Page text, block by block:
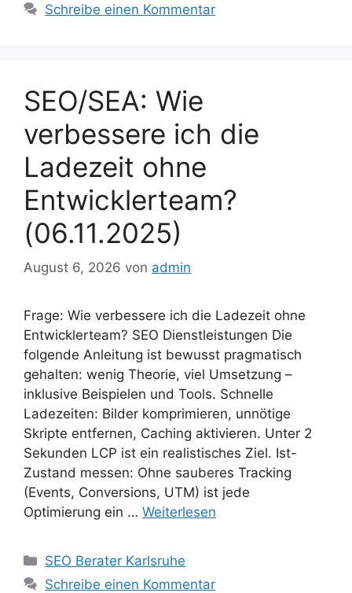
Schreibe einen Kommentar
SEO/SEA: Wie
verbessere ich die
Ladezeit ohne
Entwicklerteam?
(06.11.2025)
August 6, 2026 von admin
Frage: Wie verbessere ich die Ladezeit ohne
Entwicklerteam? SEO Dienstleistungen Die
folgende Anleitung ist bewusst pragmatisch
gehalten: wenig Theorie, viel Umsetzung –
inklusive Beispielen und Tools. Schnelle
Ladezeiten: Bilder komprimieren, unnötige
Skripte entfernen, Caching aktivieren. Unter 2
Sekunden LCP ist ein realistisches Ziel. Ist-
Zustand messen: Ohne sauberes Tracking
(Events, Conversions, UTM) ist jede
Optimierung ein … Weiterlesen
Kategorien
SEO Berater Karlsruhe
Schreibe einen Kommentar